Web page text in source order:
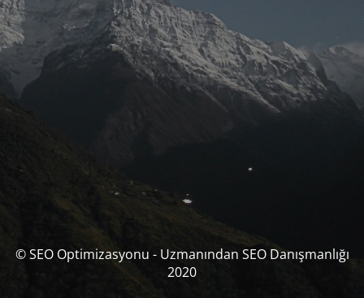
© SEO Optimizasyonu - Uzmanından SEO Danışmanlığı
2020